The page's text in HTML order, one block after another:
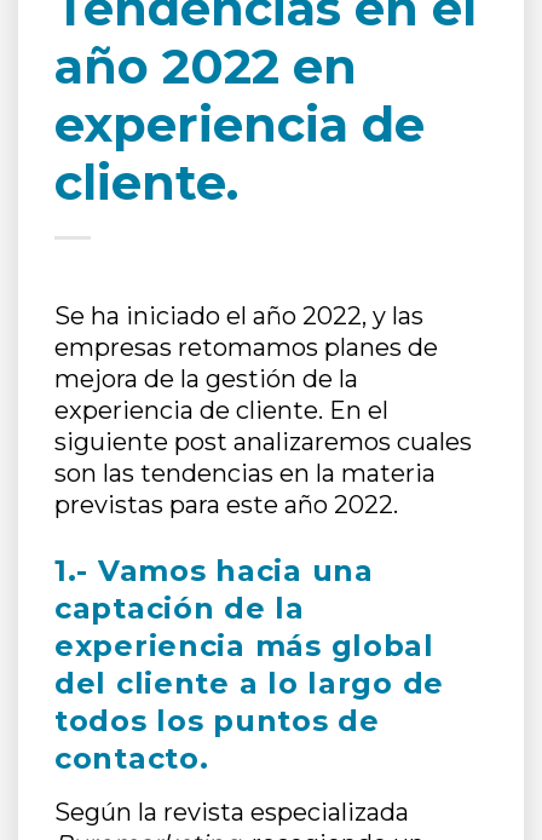
año 2022 en
experiencia de
cliente.
Se ha iniciado el año 2022, y las
empresas retomamos planes de
mejora de la gestión de la
experiencia de cliente. En el
siguiente post analizaremos cuales
son las tendencias en la materia
previstas para este año 2022.
1.- Vamos hacia una
captación de la
experiencia más global
del cliente a lo largo de
todos los puntos de
contacto.
Según la revista especializada